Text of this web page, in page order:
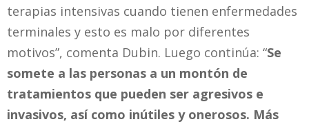
terapias intensivas cuando tienen enfermedades
terminales y esto es malo por diferentes
motivos”, comenta Dubin. Luego continúa: “Se
somete a las personas a un montón de
tratamientos que pueden ser agresivos e
invasivos, así como inútiles y onerosos. Más